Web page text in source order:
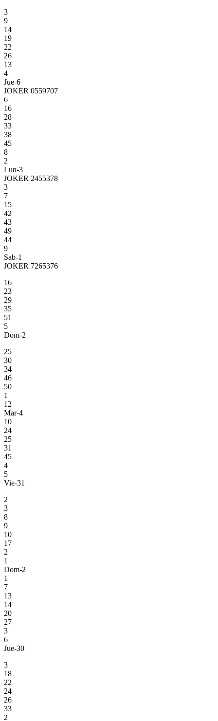
3
9
14
19
22
26
13
4
Jue-6
JOKER 0559707
6
16
28
33
38
45
8
2
Lun-3
JOKER 2455378
3
7
15
42
43
49
44
9
Sab-1
JOKER 7265376
16
23
29
35
51
5
Dom-2
25
30
34
46
50
1
12
Mar-4
10
24
25
31
45
4
5
Vie-31
2
3
8
9
10
17
2
1
Dom-2
1
7
13
14
20
27
3
6
Jue-30
3
18
22
24
26
33
2